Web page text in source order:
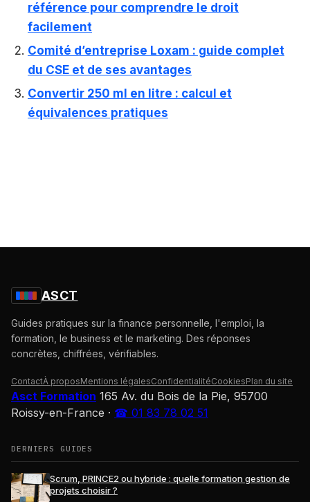
référence pour comprendre le droit
facilement
Comité d’entreprise Loxam : guide complet
du CSE et de ses avantages
Convertir 250 ml en litre : calcul et
équivalences pratiques
ASCT
Guides pratiques sur la finance personnelle, l'emploi, la
formation, le business et le marketing. Des réponses
concrètes, chiffrées, vérifiables.
ContactÀ proposMentions légalesConfidentialitéCookiesPlan du site
Asct Formation 165 Av. du Bois de la Pie, 95700
Roissy-en-France · ☎ 01 83 78 02 51
DERNIERS GUIDES
Scrum, PRINCE2 ou hybride : quelle formation gestion de
projets choisir ?